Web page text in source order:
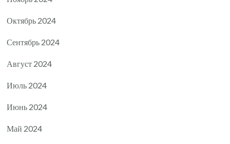
Октябрь 2024
Сентябрь 2024
Август 2024
Июль 2024
Июнь 2024
Май 2024